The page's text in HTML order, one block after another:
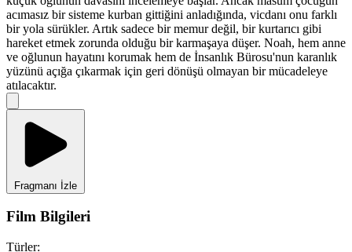
acımasız bir sisteme kurban gittiğini anladığında, vicdanı onu farklı
bir yola sürükler. Artık sadece bir memur değil, bir kurtarıcı gibi
hareket etmek zorunda olduğu bir karmaşaya düşer. Noah, hem anne
ve oğlunun hayatını korumak hem de İnsanlık Bürosu'nun karanlık
yüzünü açığa çıkarmak için geri dönüşü olmayan bir mücadeleye
atılacaktır.
Fragmanı İzle
Film Bilgileri
Türler: